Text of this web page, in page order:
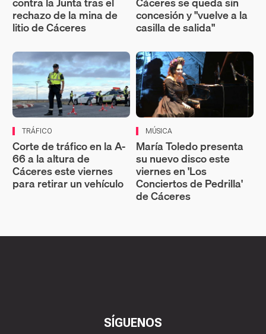
rechazo de la mina de
litio de Cáceres
concesión y "vuelve a la
casilla de salida"
TRÁFICO
Corte de tráfico en la A-
66 a la altura de
Cáceres este viernes
para retirar un vehículo
MÚSICA
María Toledo presenta
su nuevo disco este
viernes en 'Los
Conciertos de Pedrilla'
de Cáceres
SÍGUENOS